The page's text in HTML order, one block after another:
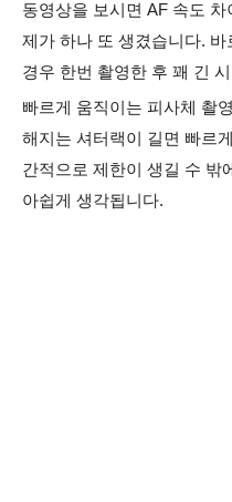
동영상을 보시면 AF 속도
제가 하나 또 생겼습니다. 바
경우 한번 촬영한 후 꽤 긴
빠르게 움직이는 피사체 촬
해지는 셔터랙이 길면 빠르
간적으로 제한이 생길 수 밖
아쉽게 생각됩니다.